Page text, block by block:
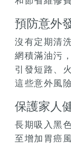
預防意外
沒有定期清
網積滿油污
引發短路、
這些意外風險
保護家人
長期吸入黑
至增加胃癌